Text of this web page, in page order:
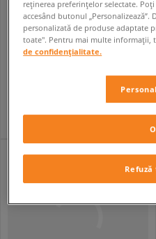
reținerea preferințelor selectate.
accesând butonul
personalizată de produse adaptate
toate". Pentru mai multe informații,
de confidențialitate.